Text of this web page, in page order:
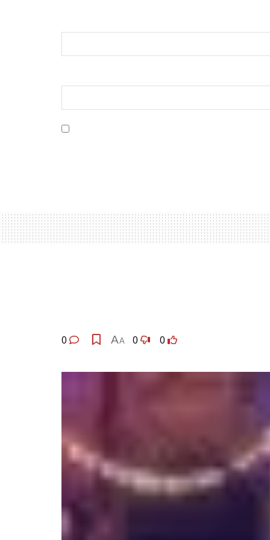
0
0
A
A